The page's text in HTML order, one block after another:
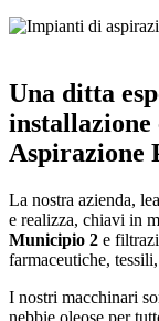
Una ditta
installazione
Aspirazione
La nostra azienda,
e realizza, chiavi in
Municipio 2 e
farmaceutiche,
I nostri macchinari
nebbie oleose per